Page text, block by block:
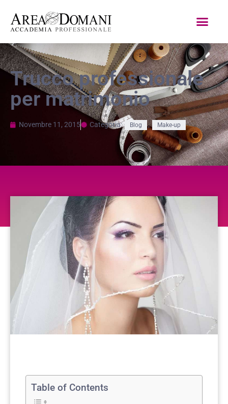
Trucco professionale
per matrimonio
Novembre 11, 2015 Categoria: Blog , Make-up
Table of Contents